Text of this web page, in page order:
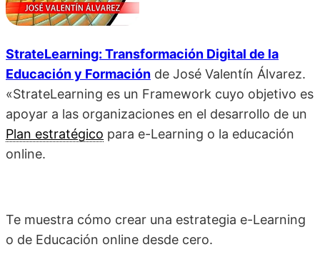
StrateLearning: Transformación Digital de la
Educación y Formación de José Valentín Álvarez.
«StrateLearning es un Framework cuyo objetivo es
apoyar a las organizaciones en el desarrollo de un
Plan estratégico para e-Learning o la educación
online.
Te muestra cómo crear una estrategia e-Learning
o de Educación online desde cero.